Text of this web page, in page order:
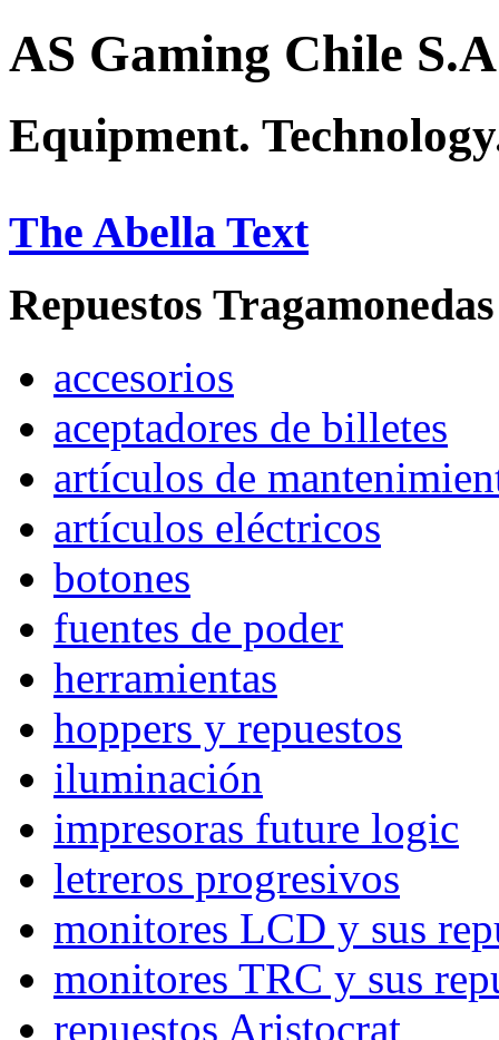
AS Gaming Chile
Equipment.
The Abella Text
Repuestos Tragamonedas
accesorios
aceptadores de billetes
artículos de
artículos eléctricos
botones
fuentes de poder
herramientas
hoppers y repuestos
iluminación
impresoras future logic
letreros progresivos
monitores LCD y sus
monitores TRC y sus
repuestos Aristocrat